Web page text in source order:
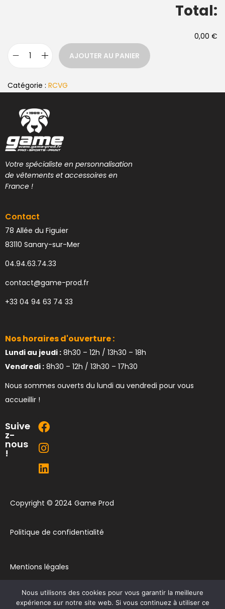
Total:
0,00 €
AJOUTER AU PANIER
Catégorie : RCVG
Votre spécialiste en personnalisation
de vêtements et accessoires en
France !
Contact
78 Allée du Figuier
83110 Sanary-sur-Mer
04.94.63.74.33
contact@game-prod.fr
+33 04 94 63 74 33
Nos horaires d'ouverture :
Lundi au jeudi : 8h30 – 12h / 13h30 – 18h
Vendredi : 8h30 – 12h / 13h30 – 17h30
Nous sommes ouverts du lundi au vendredi pour vous
accueillir !
Suive
z-
nous
!
Copyright © 2024 Game Prod
Politique de confidentialité
Mentions légales
Plan du site
Nous utilisons des cookies pour vous garantir la meilleure
expérience sur notre site web. Si vous continuez à utiliser ce